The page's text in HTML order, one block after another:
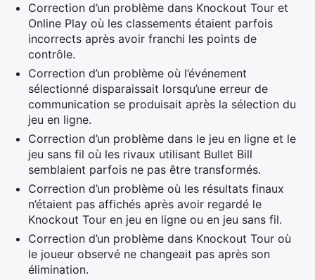
Correction d’un problème dans Knockout Tour et
Online Play où les classements étaient parfois
incorrects après avoir franchi les points de
contrôle.
Correction d’un problème où l’événement
sélectionné disparaissait lorsqu’une erreur de
communication se produisait après la sélection du
jeu en ligne.
Correction d’un problème dans le jeu en ligne et le
jeu sans fil où les rivaux utilisant Bullet Bill
semblaient parfois ne pas être transformés.
Correction d’un problème où les résultats finaux
n’étaient pas affichés après avoir regardé le
Knockout Tour en jeu en ligne ou en jeu sans fil.
Correction d’un problème dans Knockout Tour où
le joueur observé ne changeait pas après son
élimination.